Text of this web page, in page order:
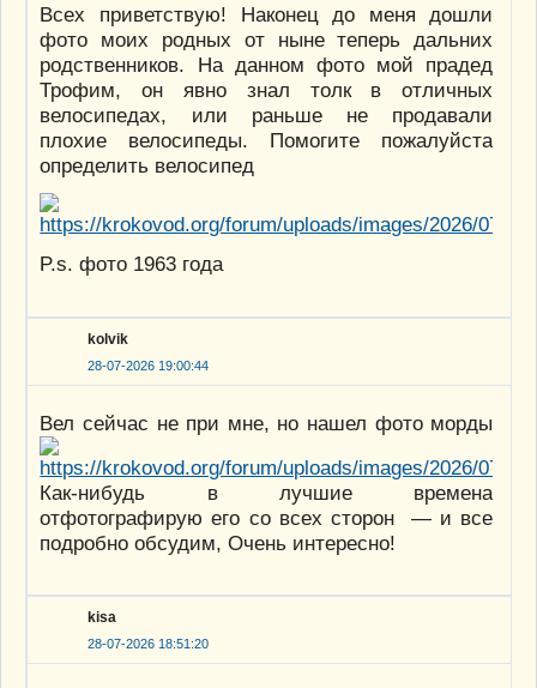
Всех приветствую! Наконец до меня дошли
фото моих родных от ныне теперь дальних
родственников. На данном фото мой прадед
Трофим, он явно знал толк в отличных
велосипедах, или раньше не продавали
плохие велосипеды. Помогите пожалуйста
определить велосипед
P.s. фото 1963 года
kolvik
28-07-2026 19:00:44
Вел сейчас не при мне, но нашел фото морды
Как-нибудь в лучшие времена
отфотографирую его со всех сторон — и все
подробно обсудим, Очень интересно!
kisa
28-07-2026 18:51:20